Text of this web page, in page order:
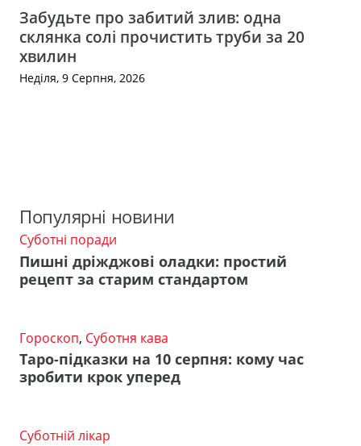
Забудьте про забитий злив: одна
склянка солі прочистить труби за 20
хвилин
Неділя, 9 Серпня, 2026
Популярні новини
Суботні поради
Пишні дріжджові оладки: простий
рецепт за старим стандартом
Гороскоп, Суботня кава
Таро-підказки на 10 серпня: кому час
зробити крок уперед
Суботній лікар